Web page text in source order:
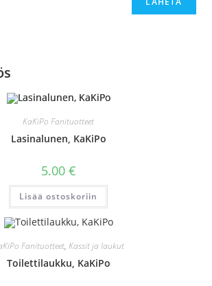
KaKiPo Fanituotteet
Lasinalunen, KaKiPo
5.00 €
Lisää ostoskoriin
Fanituotteet, Kassit ja laukut
Toilettilaukku, KaKiPo